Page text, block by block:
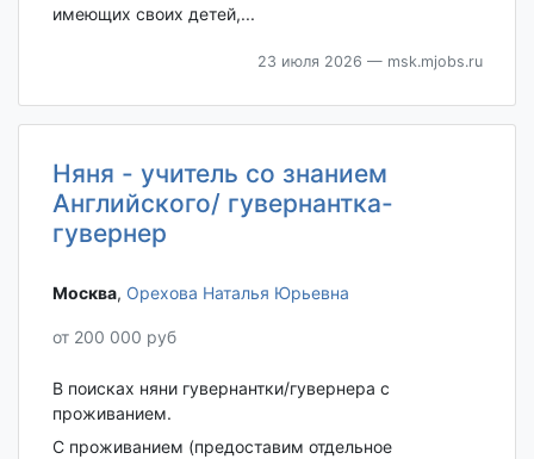
имеющих своих детей,...
23 июля 2026 — msk.mjobs.ru
Няня - учитель со знанием
Английского/ гувернантка-
гувернер
Москва‎, Орехова Наталья Юрьевна
от 200 000 руб
В поисках няни гувернантки/гувернера с
проживанием.
С проживанием (предоставим отдельное